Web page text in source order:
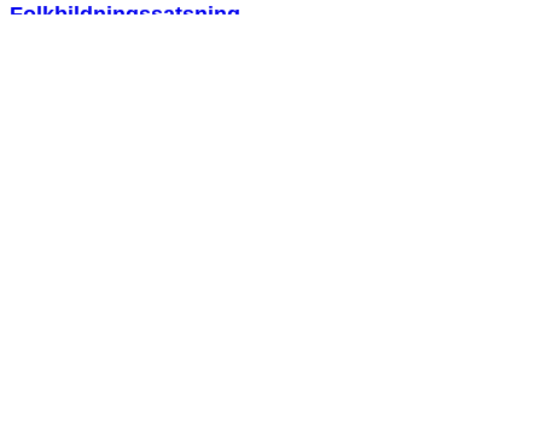
Folkbildningssatsning